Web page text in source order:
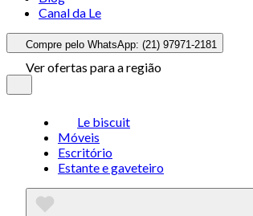
Canal da Le
Compre pelo WhatsApp: (21) 97971-2181
Ver ofertas para a região
Le biscuit
Móveis
Escritório
Estante e gaveteiro